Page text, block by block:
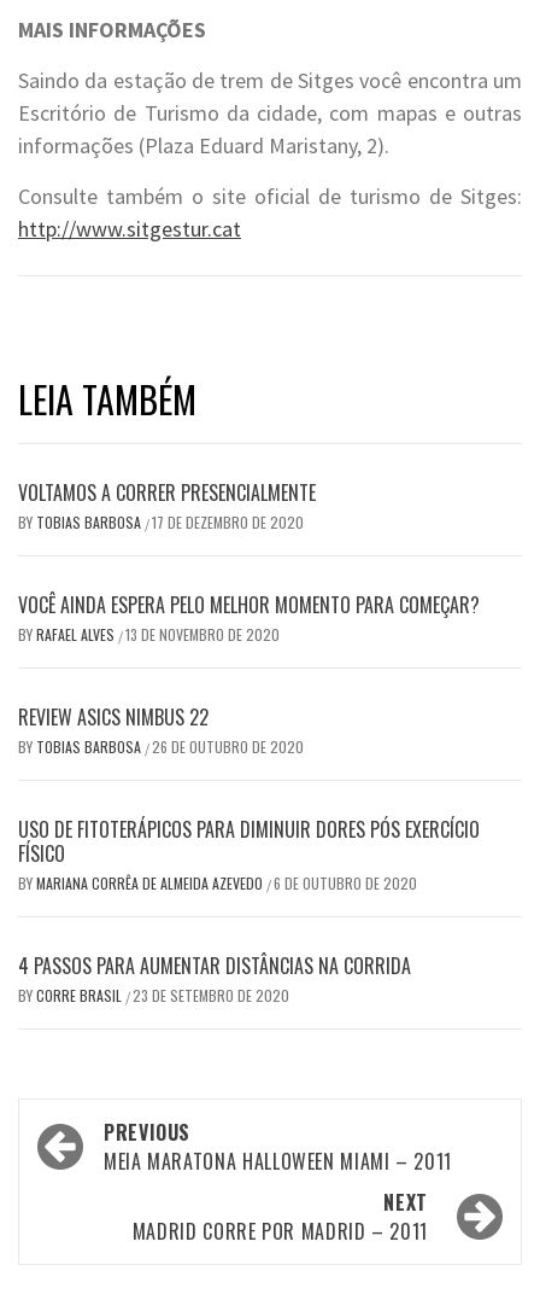
MAIS INFORMAÇÕES
Saindo da estação de trem de Sitges você encontra um
Escritório de Turismo da cidade, com mapas e outras
informações (Plaza Eduard Maristany, 2).
Consulte também o site oficial de turismo de Sitges:
http://www.sitgestur.cat
LEIA TAMBÉM
VOLTAMOS A CORRER PRESENCIALMENTE
BY TOBIAS BARBOSA /17 DE DEZEMBRO DE 2020
VOCÊ AINDA ESPERA PELO MELHOR MOMENTO PARA COMEÇAR?
BYRAFAEL ALVES /13 DE NOVEMBRO DE 2020
REVIEW ASICS NIMBUS 22
BY TOBIAS BARBOSA /26 DE OUTUBRO DE 2020
USO DE FITOTERÁPICOS PARA DIMINUIR DORES PÓS EXERCÍCIO
FÍSICO
BYMARIANA CORRÊA DE ALMEIDA AZEVEDO /6 DE OUTUBRO DE 2020
4 PASSOS PARA AUMENTAR DISTÂNCIAS NA CORRIDA
BYCORRE BRASIL /23 DE SETEMBRO DE 2020
Post
navigation
PREVIOUS
MEIA MARATONA HALLOWEEN MIAMI – 2011
NEXT
MADRID CORRE POR MADRID – 2011